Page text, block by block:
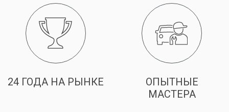
24 ГОДА НА РЫНКЕ
ОПЫТНЫЕ
МАСТЕРА